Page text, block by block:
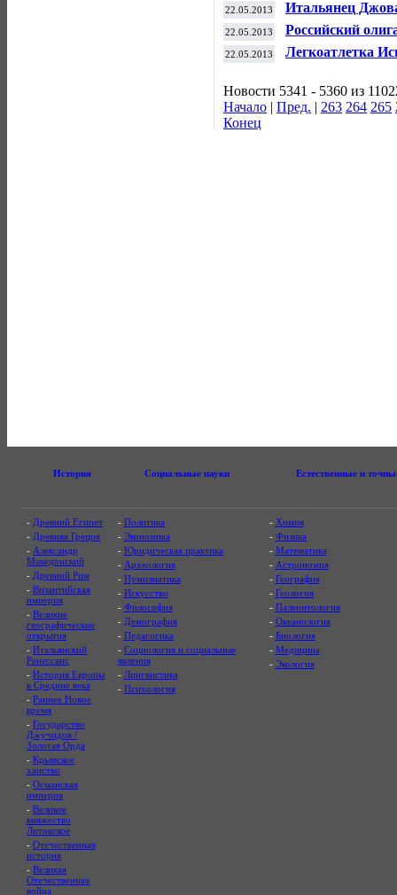
22.05.2013
Итальянец
велогонки
22.05.2013 Российский
22.05.2013
Легкоатлетка
Новости 5341 - 5360 из
Начало | Пред. | 263 264 265
Конец
История Социальные науки Естественные и
- Древний Египет
- Древняя Греция
- Александр
Македонский
- Древний Рим
- Византийская
империя
- Великие
географические
открытия
- Итальянский
Ренессанс
- История Европы
в Средние века
- Раннее Новое
время
- Государство
Джучидов /
Золотая Орда
- Крымское
ханство
- Османская
империя
- Великое
княжество
Литовское
- Отечественная
история
- Великая
Отечественная
война
- Политика
- Экономика
- Юридическая практика
- Археология
- Нумизматика
- Искусство
- Философия
- Демография
- Педагогика
- Социология и социальные
явления
- Лингвистика
- Психология
- Химия
- Физика
- Математика
- Астрономия
- География
- Геология
- Палеонтология
- Океанология
- Биология
- Медицина
- Экология